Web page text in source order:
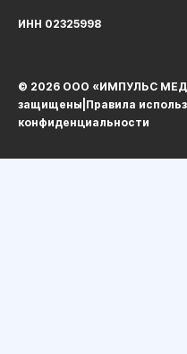
ИНН 02325998
© 2026 ООО «ИМПУЛЬС
защищеныㅤ|ㅤ Правила
конфиденциальности